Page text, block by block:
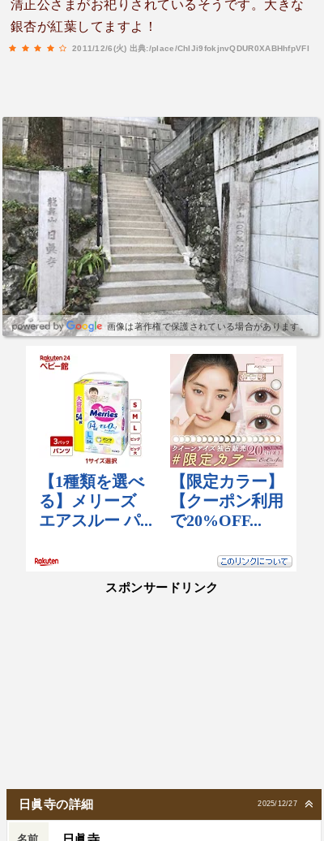
清正公さまがお祀りされているそうです。大きな
銀杏が紅葉してますよ！
2011/12/6(火) 出典:/place/ChIJi9fokjnvQDUR0XABHhfpVFI
画像は著作権で保護されている場合があります。
スポンサードリンク
2025/12/27
日眞寺の詳細